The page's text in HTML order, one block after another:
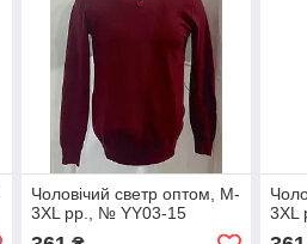
Чоловічий светр оптом, M-
3XL рр., № YY03-15
3XL